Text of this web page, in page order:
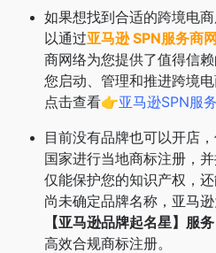
如果想找到合适的跨境电
以通过亚马逊 SPN服务商
商网络为您提供了值得信
您启动、管理和推进跨境电
点击查看👉亚马逊SPN服
目前没有品牌也可以开店
国家进行当地商标注册，
仅能保护您的知识产权，
尚未确定品牌名称，亚马
【亚马逊品牌起名星】服务
高效合规商标注册。